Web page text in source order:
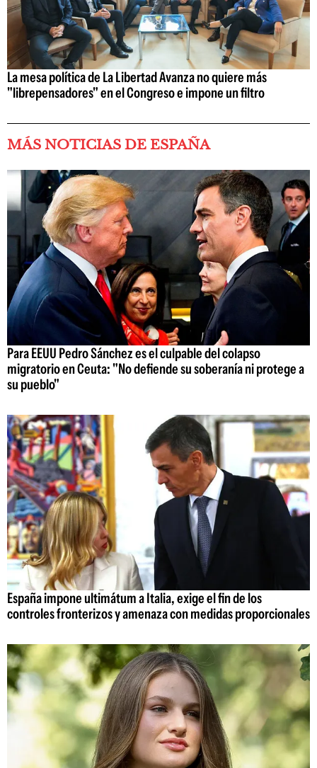
La mesa política de La Libertad Avanza no quiere más
"librepensadores" en el Congreso e impone un filtro
MÁS NOTICIAS DE ESPAÑA
Para EEUU Pedro Sánchez es el culpable del colapso
migratorio en Ceuta: "No defiende su soberanía ni protege a
su pueblo"
España impone ultimátum a Italia, exige el fin de los
controles fronterizos y amenaza con medidas proporcionales